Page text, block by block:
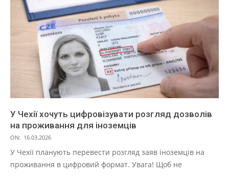
У Чехії хочуть цифровізувати розгляд дозволів
на проживання для іноземців
ON: 16.03.2026
У Чехії планують перевести розгляд заяв іноземців на
проживання в цифровий формат. Увага! Щоб не